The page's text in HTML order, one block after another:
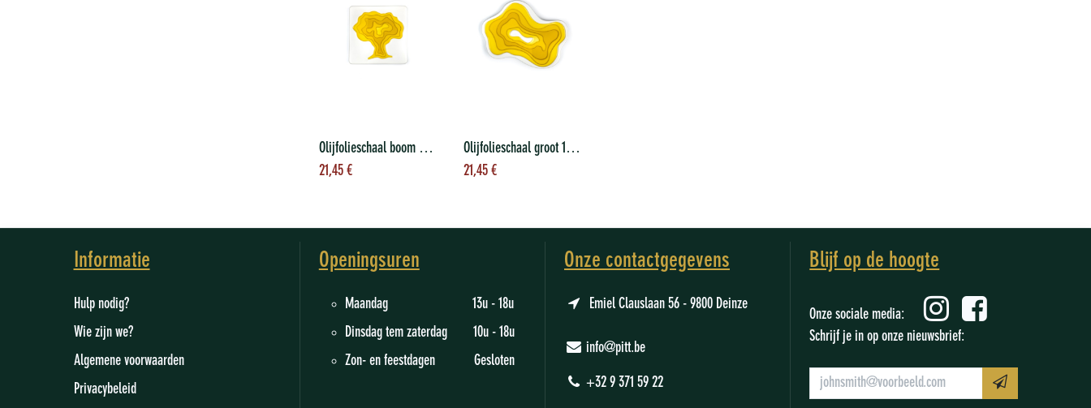
winkelwagen
Olijfolieschaal boom 70 ml
21,45€
Toevoegen aan
winkelwagen
Olijfolieschaal groot 110 ml
21,45 €
Informatie
Hulp nodig?
Wie zijn we?
Algemene voorwaarden
Privacybeleid
Openingsuren
Maandag 13u - 18u
Dinsdag tem zaterdag 10u - 18u
Zon- en feestdagen Gesloten
Onze contactgegevens
Emiel Clauslaan 56 - 9800 Deinze
info@pitt.be
+32 9 371 59 22
Blijf op de hoogte
Onze sociale media:
Schrijf je in op onze nieuwsbrief: